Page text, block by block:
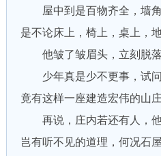
屋中到是百物齐全，墙角
是不论床上，椅上，桌上，
他皱了皱眉头，立刻脱落
少年真是少不更事，试问
竟有这样一座建造宏伟的山
再说，庄内若还有人，他
岂有听不见的道理，何况石